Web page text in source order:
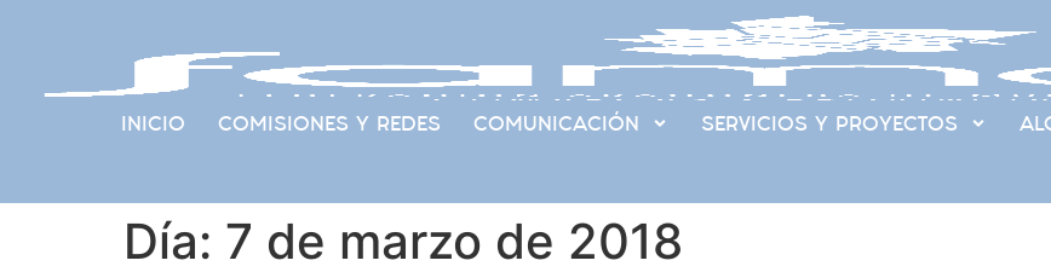
INICIO COMISIONES Y REDES COMUNICACIÓN SERVICIOS Y PROYECTOS
Día: 7 de marzo de 2018